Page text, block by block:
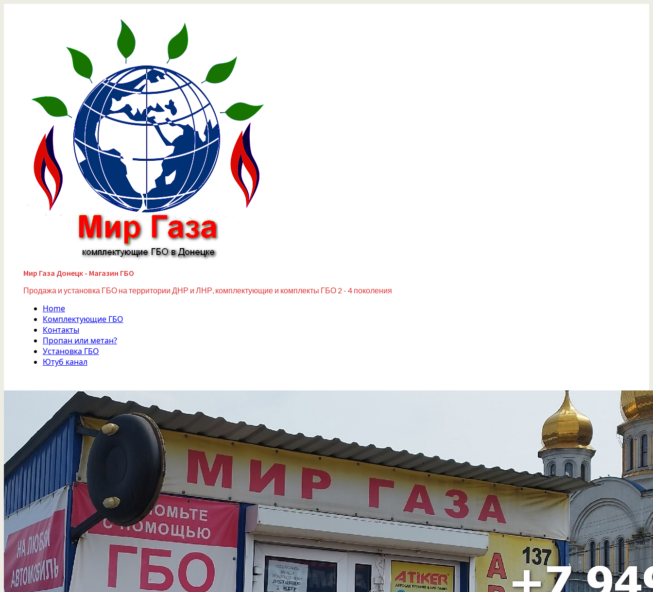
Мир Газа Донецк - Магазин ГБО
Продажа и установка ГБО на территории ДНР и ЛНР, комплектующие и комплекты ГБО 2 - 4 поколения
Home
Комплектующие ГБО
Контакты
Пропан или метан?
Установка ГБО
Ютуб канал